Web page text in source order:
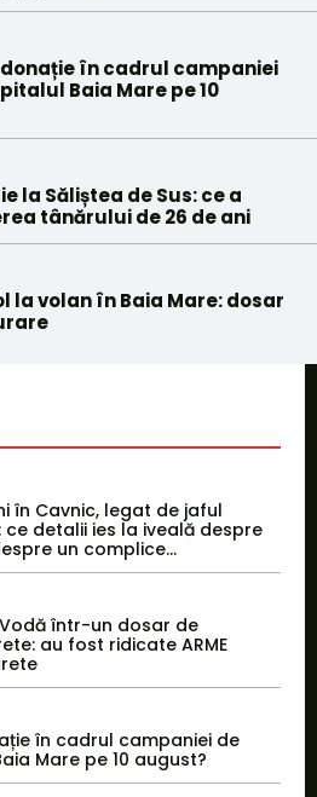
în cadrul campaniei
Baia Mare pe 10
la Săliștea de Sus: ce a
tânărului de 26 de ani
la volan în Baia Mare: dosar
în Cavnic, legat de jaful
detalii ies la iveală despre
un complice...
într-un dosar de
au fost ridicate ARME
în cadrul campaniei de
Mare pe 10 august?